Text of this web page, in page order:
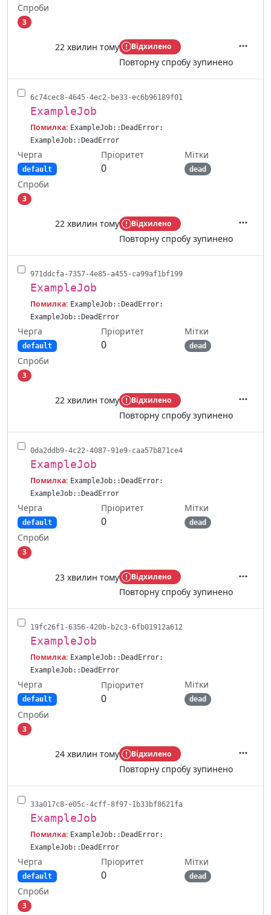
Спроби
3
22 хвилин тому Відхилено
Повторну спробу зупинено
6c74cec8-4645-4ec2-be33-ec6b96189f01
ExampleJob
Помилка: ExampleJob::DeadError:
ExampleJob::DeadError
Черга
default
Пріоритет
0
Мітки
dead
Спроби
3
22 хвилин тому Відхилено
Повторну спробу зупинено
971ddcfa-7357-4e85-a455-ca99af1bf199
ExampleJob
Помилка: ExampleJob::DeadError:
ExampleJob::DeadError
Черга
default
Пріоритет
0
Мітки
dead
Спроби
3
22 хвилин тому Відхилено
Повторну спробу зупинено
0da2ddb9-4c22-4087-91e9-caa57b871ce4
ExampleJob
Помилка: ExampleJob::DeadError:
ExampleJob::DeadError
Черга
default
Пріоритет
0
Мітки
dead
Спроби
3
23 хвилин тому Відхилено
Повторну спробу зупинено
Дії
19fc26f1-6356-420b-b2c3-6fb01912a612
ExampleJob
Помилка: ExampleJob::DeadError:
ExampleJob::DeadError
Черга
default
Пріоритет
0
Мітки
dead
Спроби
3
24 хвилин тому Відхилено
Повторну спробу зупинено
33a017c8-e05c-4cff-8f97-1b33bf8621fa
ExampleJob
Помилка: ExampleJob::DeadError:
ExampleJob::DeadError
Черга
default
Пріоритет
0
Мітки
dead
Спроби
3